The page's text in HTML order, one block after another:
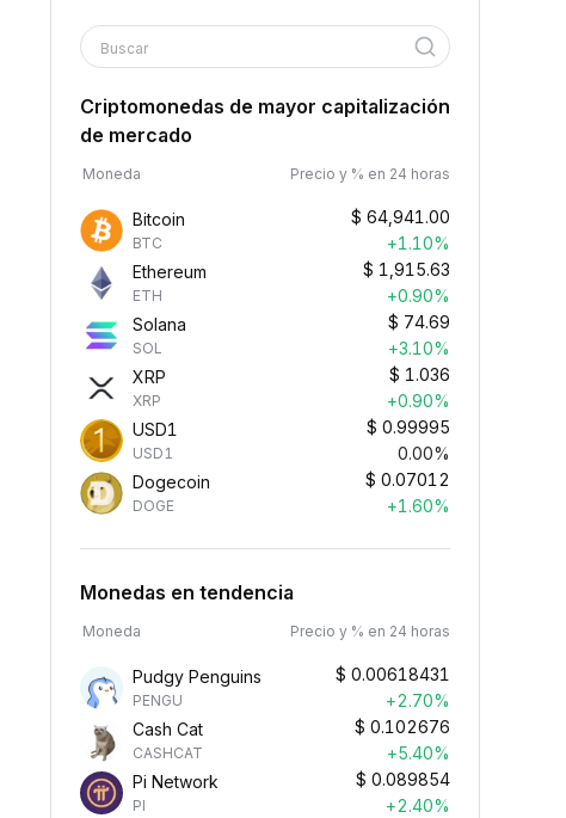
Buscar
Criptomonedas de mayor capitalización
de mercado
Moneda Precio y % en 24 horas
Bitcoin
BTC
$ 64,941.00
+1.10%
Ethereum
ETH
$ 1,915.63
+0.90%
Solana
SOL
$ 74.69
+3.10%
XRP
XRP
$ 1.036
+0.90%
USD1
USD1
$ 0.99995
0.00%
Dogecoin
DOGE
$ 0.07012
+1.60%
Monedas en tendencia
Moneda Precio y % en 24 horas
Pudgy Penguins
PENGU
$ 0.00618431
+2.70%
Cash Cat
CASHCAT
$ 0.102676
+5.40%
Pi Network
PI
$ 0.089854
+2.40%